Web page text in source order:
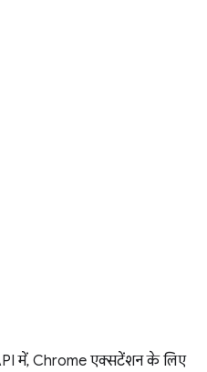
में, Chrome एक्सटेंशन के लिए